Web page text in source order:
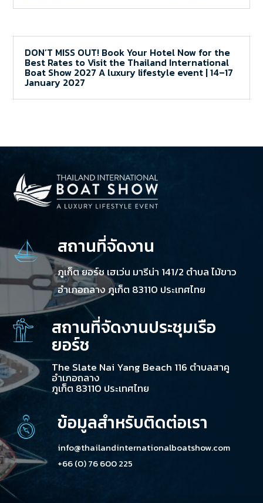
DON’T MISS OUT! Book Your Hotel Now for the
Best Rates to Visit the Thailand International
Boat Show 2027 A luxury lifestyle event | 14–17
January 2027
สถานที่จัดงาน
ภูเก็ต ยอร์ช เฮเว่น มารีน่า 141/2 ตำบล ไม้ขาว
อำเภอถลาง ภูเก็ต 83110 ประเทศไทย
สถานที่จัดงานประชุมเรือ
ยอร์ช
The Slate Nai Yang Beach 116 ตำบลสาคู
อำเภอถลาง
ภูเก็ต 83110 ประเทศไทย
ข้อมูลสำหรับติดต่อเรา
info@thailandinternationalboatshow.com
+66 (0) 76 600 225